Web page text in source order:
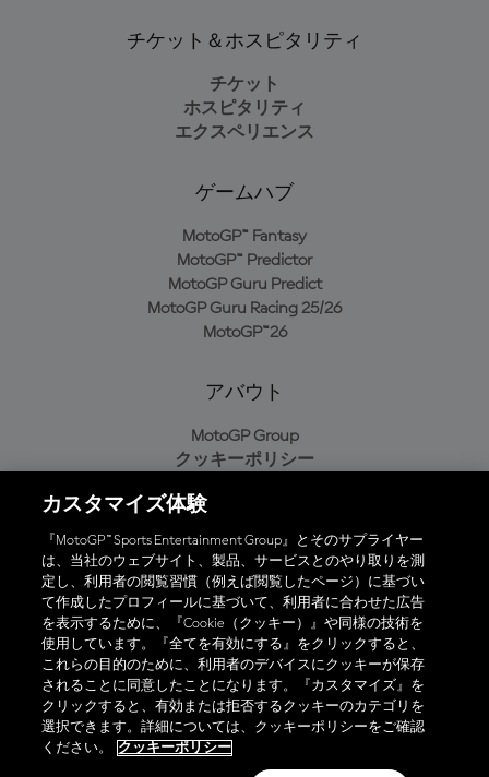
チケット＆ホスピタリティ
チケット
ホスピタリティ
エクスペリエンス
ゲームハブ
MotoGP™ Fantasy
MotoGP™ Predictor
MotoGP Guru Predict
MotoGP Guru Racing 25/26
MotoGP™26
アバウト
MotoGP Group
クッキーポリシー
プライバシーポリシー
購入ポリシー
オフィシャルアプリ
© 2026 MotoGP Sports Entertainment Group. 全著作権所有。全ての
商標はそれぞれの所有者に帰属。
カスタマイズ体験
『MotoGP™ Sports Entertainment Group』とそのサプライヤー
は、当社のウェブサイト、製品、サービスとのやり取りを測
定し、利用者の閲覧習慣（例えば閲覧したページ）に基づい
て作成したプロフィールに基づいて、利用者に合わせた広告
を表示するために、『Cookie（クッキー）』や同様の技術を
使用しています。『全てを有効にする』をクリックすると、
これらの目的のために、利用者のデバイスにクッキーが保存
されることに同意したことになります。『カスタマイズ』を
クリックすると、有効または拒否するクッキーのカテゴリを
選択できます。詳細については、クッキーポリシーをご確認
ください。
クッキーポリシー